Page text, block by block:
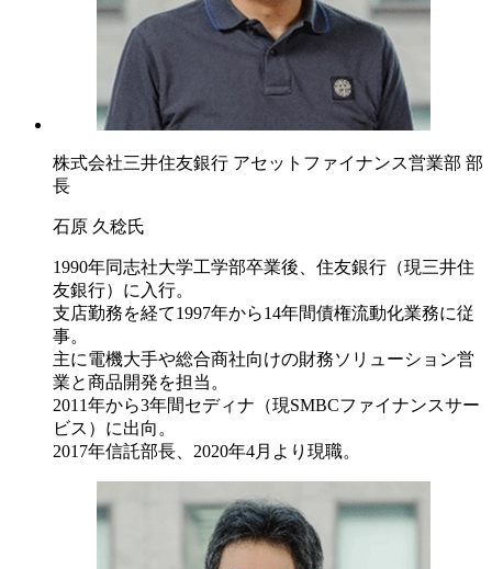
株式会社三井住友銀行 アセットファイナンス営業部 部
長
石原 久稔氏
1990年同志社大学工学部卒業後、住友銀行（現三井住
友銀行）に入行。
支店勤務を経て1997年から14年間債権流動化業務に従
事。
主に電機大手や総合商社向けの財務ソリューション営
業と商品開発を担当。
2011年から3年間セディナ（現SMBCファイナンスサー
ビス）に出向。
2017年信託部長、2020年4月より現職。